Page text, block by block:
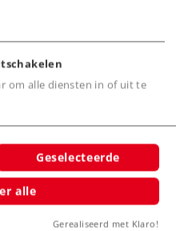
om alle diensten in of uit te
Geselecteerde
alle
Gerealiseerd met Klaro!